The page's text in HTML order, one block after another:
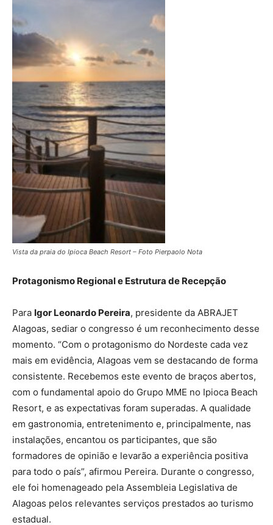
Vista da praia do Ipioca Beach Resort – Foto Pierpaolo Nota
Protagonismo Regional e Estrutura de Recepção
Para Igor Leonardo Pereira, presidente da ABRAJET
Alagoas, sediar o congresso é um reconhecimento desse
momento. “Com o protagonismo do Nordeste cada vez
mais em evidência, Alagoas vem se destacando de forma
consistente. Recebemos este evento de braços abertos,
com o fundamental apoio do Grupo MME no Ipioca Beach
Resort, e as expectativas foram superadas. A qualidade
em gastronomia, entretenimento e, principalmente, nas
instalações, encantou os participantes, que são
formadores de opinião e levarão a experiência positiva
para todo o país”, afirmou Pereira. Durante o congresso,
ele foi homenageado pela Assembleia Legislativa de
Alagoas pelos relevantes serviços prestados ao turismo
estadual.